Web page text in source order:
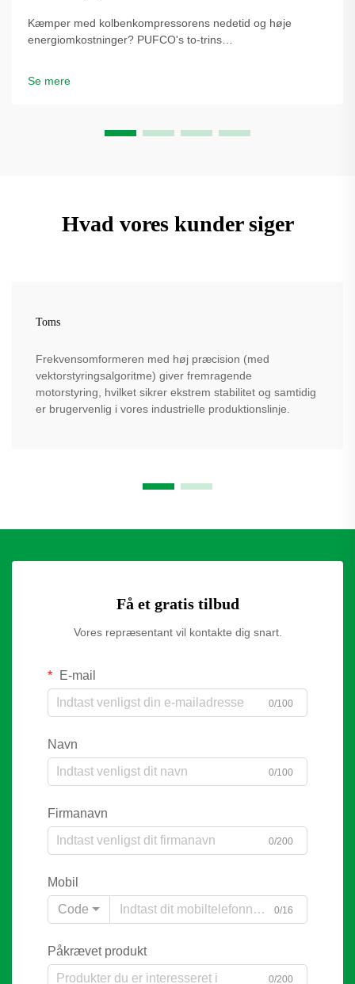
Kæmper med kolbenkompressorens nedetid og høje
energiomkostninger? PUFCO's to-trins
Se mere
Hvad vores kunder siger
Toms
Frekvensomformeren med høj præcision (med
vektorstyringsalgoritme) giver fremragende
motorstyring, hvilket sikrer ekstrem stabilitet og samtidig
er brugervenlig i vores industrielle produktionslinje.
Få et gratis tilbud
Vores repræsentant vil kontakte dig snart.
E-mail
0/100
Navn
0/100
Firmanavn
0/200
Mobil
Code
0/16
Påkrævet produkt
0/200